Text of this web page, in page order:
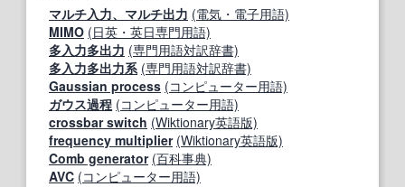
マルチ入力、マルチ出力 (電気・電子用語)
MIMO (日英・英日専門用語)
多入力多出力 (専門用語対訳辞書)
多入力多出力系 (専門用語対訳辞書)
Gaussian process (コンピューター用語)
ガウス過程 (コンピューター用語)
crossbar switch (Wiktionary英語版)
frequency multiplier (Wiktionary英語版)
Comb generator (百科事典)
AVC (コンピューター用語)